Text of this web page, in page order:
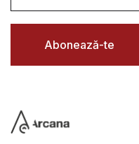
i
l
Abonează-te